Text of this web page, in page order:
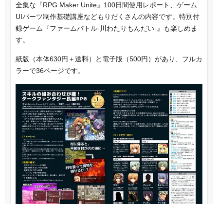
全集な『RPG Maker Unite』100日間使用レポート、ゲーム
UIパーツ制作基礎講座などもりだくさんの内容です。特別付
録ゲーム『ファームバトル-川わたりもんだい-』も楽しめま
す。
紙版（本体630円＋送料）と電子版（500円）があり、フルカ
ラーで36ページです。